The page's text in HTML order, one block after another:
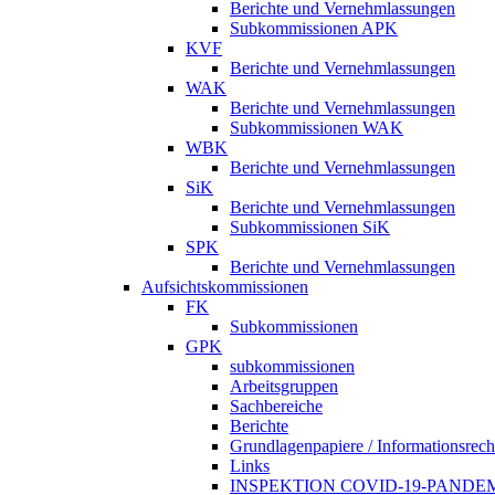
Berichte und Vernehmlassungen
Subkommissionen APK
KVF
Berichte und Vernehmlassungen
WAK
Berichte und Vernehmlassungen
Subkommissionen WAK
WBK
Berichte und Vernehmlassungen
SiK
Berichte und Vernehmlassungen
Subkommissionen SiK
SPK
Berichte und Vernehmlassungen
Aufsichtskommissionen
FK
Subkommissionen
GPK
subkommissionen
Arbeitsgruppen
Sachbereiche
Berichte
Grundlagenpapiere /
Links
INSPEKTION COVID-19-